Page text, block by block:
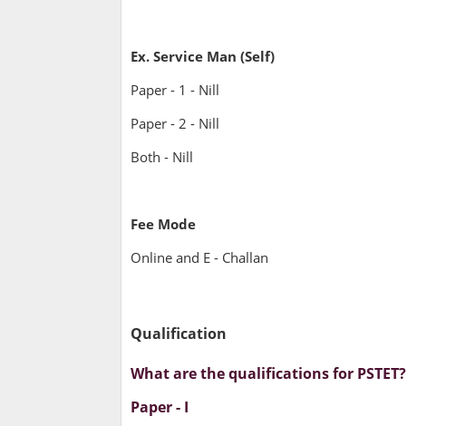
Ex. Service Man (Self)
Paper - 1 - Nill
Paper - 2 - Nill
Both - Nill
Fee Mode
Online and E - Challan
Qualification
What are the qualifications for PSTET?
Paper - I